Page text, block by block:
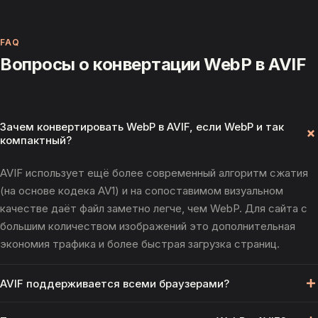
FAQ
Вопросы о конвертации WebP в AVIF
Зачем конвертировать WebP в AVIF, если WebP и так
компактный?
AVIF использует ещё более современный алгоритм сжатия
(на основе кодека AV1) и на сопоставимом визуальном
качестве даёт файл заметно легче, чем WebP. Для сайта с
большим количеством изображений это дополнительная
экономия трафика и более быстрая загрузка страниц.
AVIF поддерживается всеми браузерами?